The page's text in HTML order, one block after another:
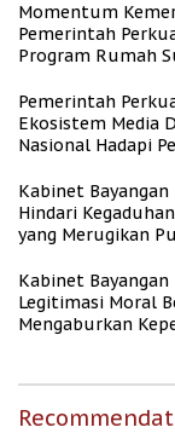
Momentum
Pemerintah
Program Rumah
Berpenghasilan
Pemerintah
Ekosistem Media
Nasional Hadapi
Kabinet Bayangan
Hindari
yang Merugikan
Kabinet Bayangan
Legitimasi Moral
Mengaburkan